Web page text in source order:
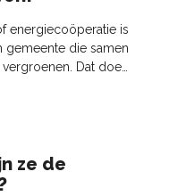
energiecoöperatie is
gemeente die samen
Dat doen
ze de